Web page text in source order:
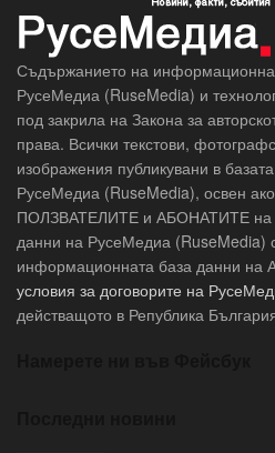
Съдържанието на
РусеМедиа (RuseMedia) и
под закрила на Закона за
права. Всички текстови,
изображения публикувани в
РусеМедиа (RuseMedia), освен
ПОЛЗВАТЕЛИТЕ и АБОНАТИТЕ на
данни на РусеМедиа (RuseMedia)
информационната база данни на
условия за договорите на
действащото в Република